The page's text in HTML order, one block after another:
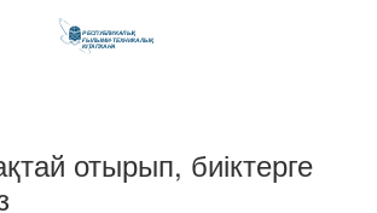
отырып, биіктерге